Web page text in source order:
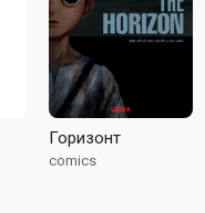
Горизонт
comics